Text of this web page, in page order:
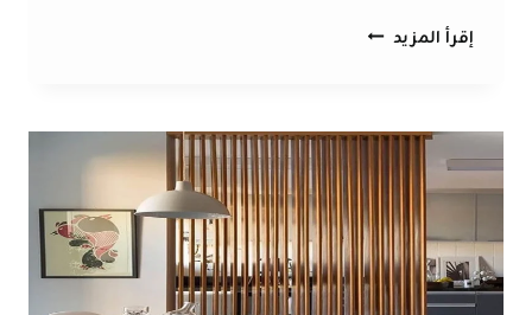
إقرأ المزيد تركيب
0562525651
،
شيبورد
جدران
مكة